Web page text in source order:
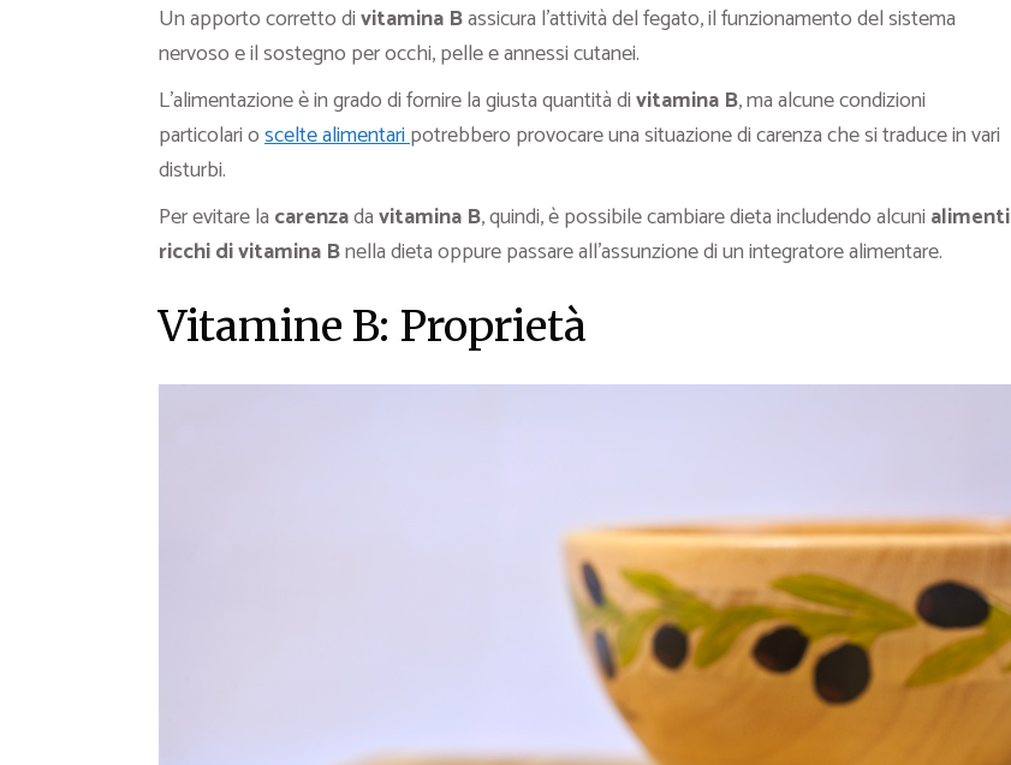
Un apporto corretto divitamina Bassicura l’attività del fegato, il funzionamento del sistema
nervoso e il sostegno per occhi, pelle e annessi cutanei.
L’alimentazione è in grado di fornire la giusta quantità divitamina B, ma alcune condizioni
particolari oscelte alimentaripotrebbero provocare una situazione di carenza che si traduce in vari
disturbi.
Per evitare la carenzadavitamina B, quindi, è possibile cambiare dieta includendo alcuni alimenti
ricchi di vitamina Bnella dieta oppure passare all’assunzione di un integratore alimentare.
Vitamine B: Proprietà